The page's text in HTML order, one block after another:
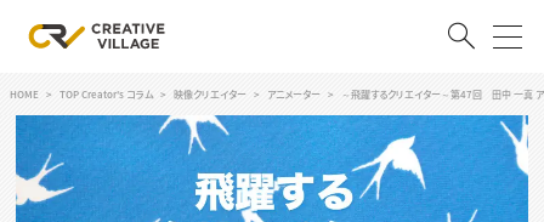
ログイン 会員登録
HOME TOP Creator's コラム 映像クリエイター アニメーター ～飛躍するクリエイター～第47回 田中 一真